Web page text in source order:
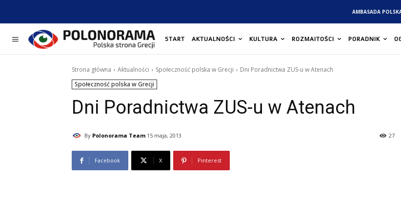
AMBASADA
START AKTUALNOŚCI KULTURA ROZMAITOŚCI PORADNIK
Strona główna Aktualności Społeczność polska w Grecji
Dni Poradnictwa ZUS-u w Atenach
Społeczność polska w Grecji
Dni Poradnictwa ZUS-u w Atenach
By Polonorama Team 15 maja, 2013 27
Facebook X Pinterest